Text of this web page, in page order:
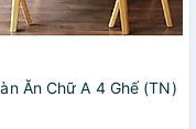
Ăn Chữ A 4 Ghế (TN)